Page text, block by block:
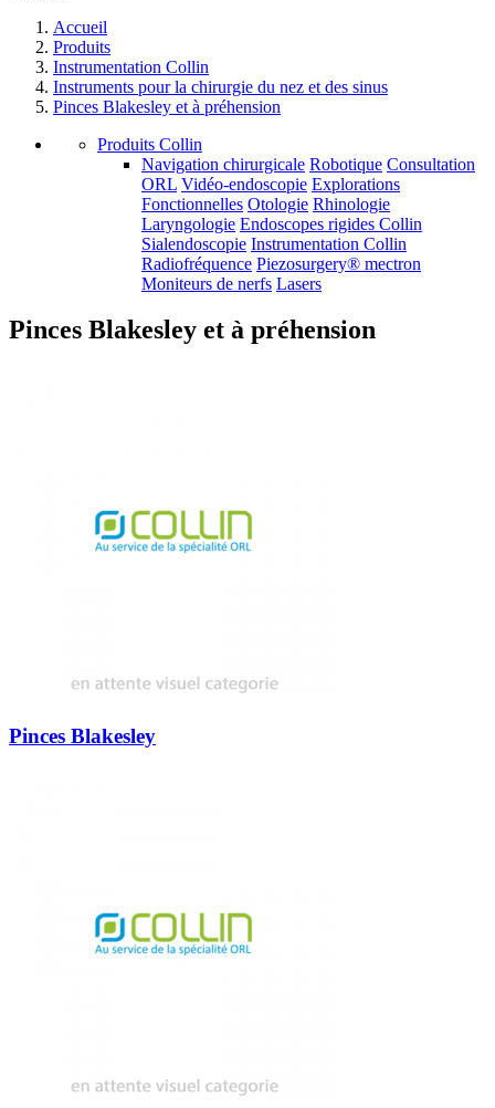
Accueil
Produits
Instrumentation Collin
Instruments pour la chirurgie du nez et des sinus
Pinces Blakesley et à préhension
Produits Collin
Navigation chirurgicale Robotique Consultation
ORL Vidéo-endoscopie Explorations
Fonctionnelles Otologie Rhinologie
Laryngologie Endoscopes rigides Collin
Sialendoscopie Instrumentation Collin
Radiofréquence Piezosurgery® mectron
Moniteurs de nerfs Lasers
Pinces Blakesley et à préhension
Pinces Blakesley